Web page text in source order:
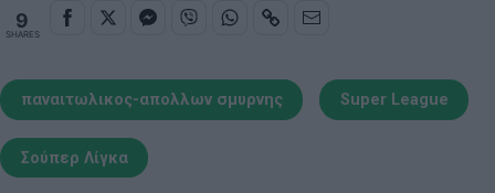
9
SHARES
παναιτωλικος-απολλων σμυρνης Super League
Σούπερ Λίγκα